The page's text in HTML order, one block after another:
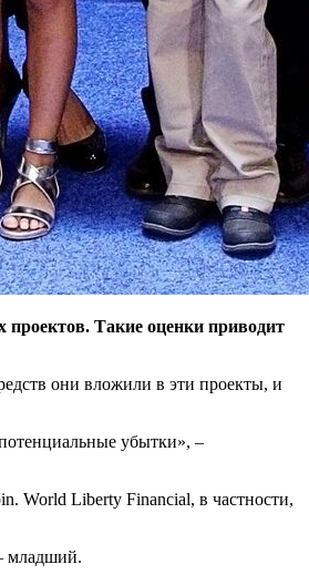
Такие оценки приводит
они вложили в эти проекты, и
убытки», –
World Liberty Financial, в частности,
младший.